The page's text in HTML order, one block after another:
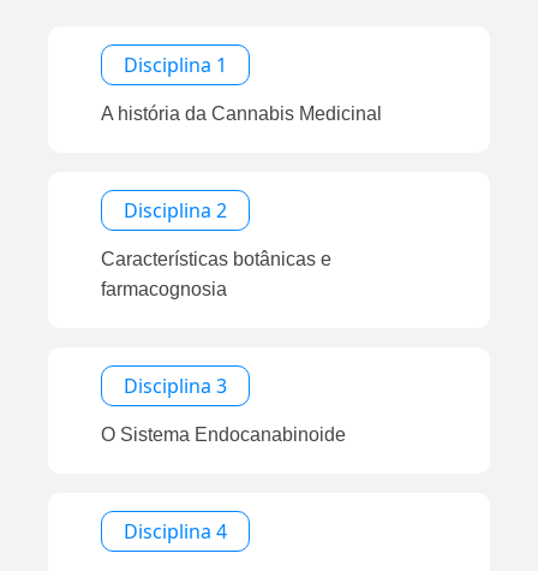
Disciplina 1
A história da Cannabis Medicinal
Disciplina 2
Características botânicas e
farmacognosia
Disciplina 3
O Sistema Endocanabinoide
Disciplina 4